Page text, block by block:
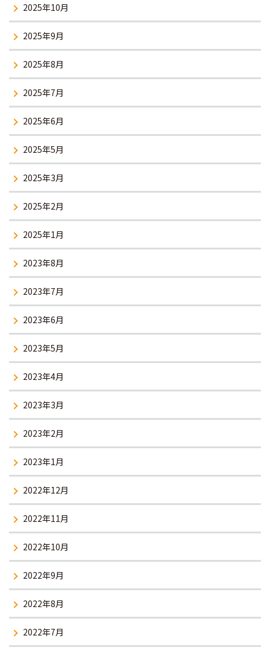
2025年10月
2025年9月
2025年8月
2025年7月
2025年6月
2025年5月
2025年3月
2025年2月
2025年1月
2023年8月
2023年7月
2023年6月
2023年5月
2023年4月
2023年3月
2023年2月
2023年1月
2022年12月
2022年11月
2022年10月
2022年9月
2022年8月
2022年7月